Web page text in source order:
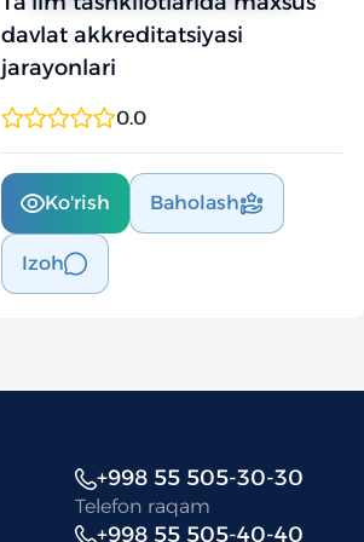
davlat akkreditatsiyasi
jarayonlari
0.0
Ko'rish Baholash
Izoh
+998 55 505-30-30
Telefon raqam
+998 55 505-40-40